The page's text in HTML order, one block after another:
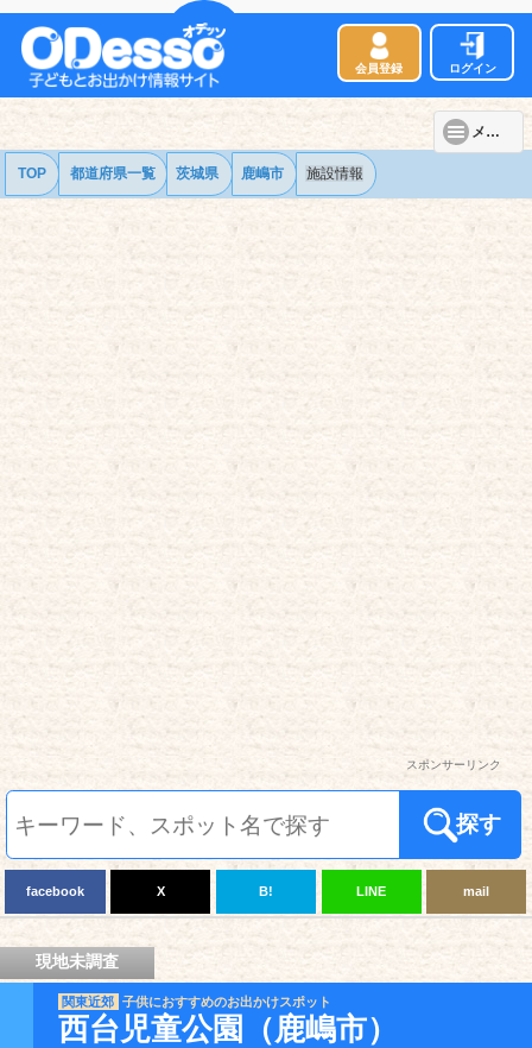
会員登録 ログイン
メニュー
TOP 都道府県一覧 茨城県 鹿嶋市 施設情報
スポンサーリンク
探す
facebook X B! LINE mail
現地未調査
関東近郊 子供におすすめのお出かけスポット
西台児童公園（鹿嶋市）